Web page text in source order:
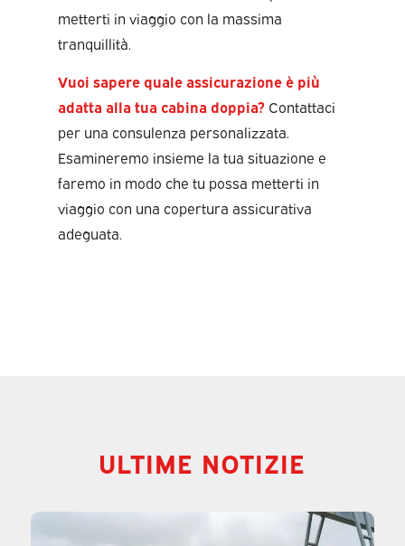
metterti in viaggio con la massima
tranquillità.
Vuoi sapere quale assicurazione è più
adatta alla tua cabina doppia?Contattaci
per una consulenza personalizzata.
Esamineremo insieme la tua situazione e
faremo in modo che tu possa metterti in
viaggio con una copertura assicurativa
adeguata.
ULTIME NOTIZIE